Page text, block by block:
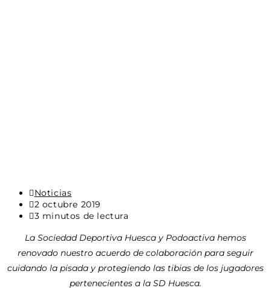
Categoría
de
la
Noticias
Última
modificación
la
entrada:
2 octubre 2019
Tiempo
lectura:
3 minutos de lectura
La Sociedad Deportiva Huesca y Podoactiva hemos
renovado nuestro acuerdo de colaboración para seguir
cuidando la pisada y protegiendo las tibias de los jugadores
pertenecientes a la SD Huesca.